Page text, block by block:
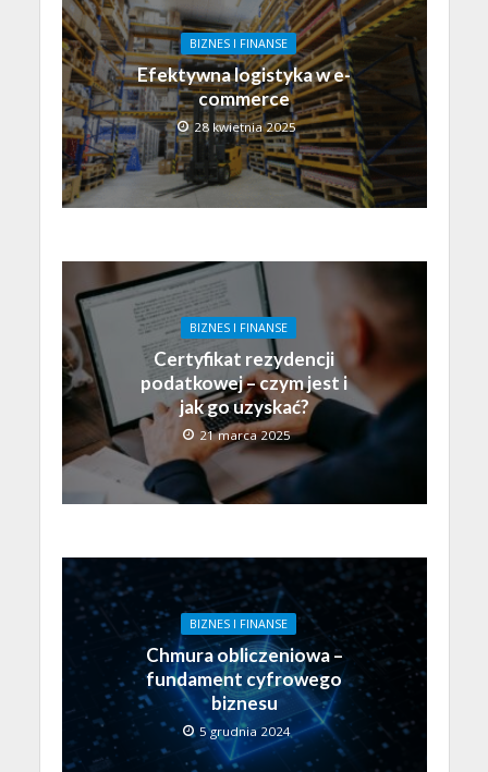
BIZNES I FINANSE
Efektywna logistyka w e-
commerce
28 kwietnia 2025
BIZNES I FINANSE
Certyfikat rezydencji
podatkowej – czym jest i
jak go uzyskać?
21 marca 2025
BIZNES I FINANSE
Chmura obliczeniowa –
fundament cyfrowego
biznesu
5 grudnia 2024